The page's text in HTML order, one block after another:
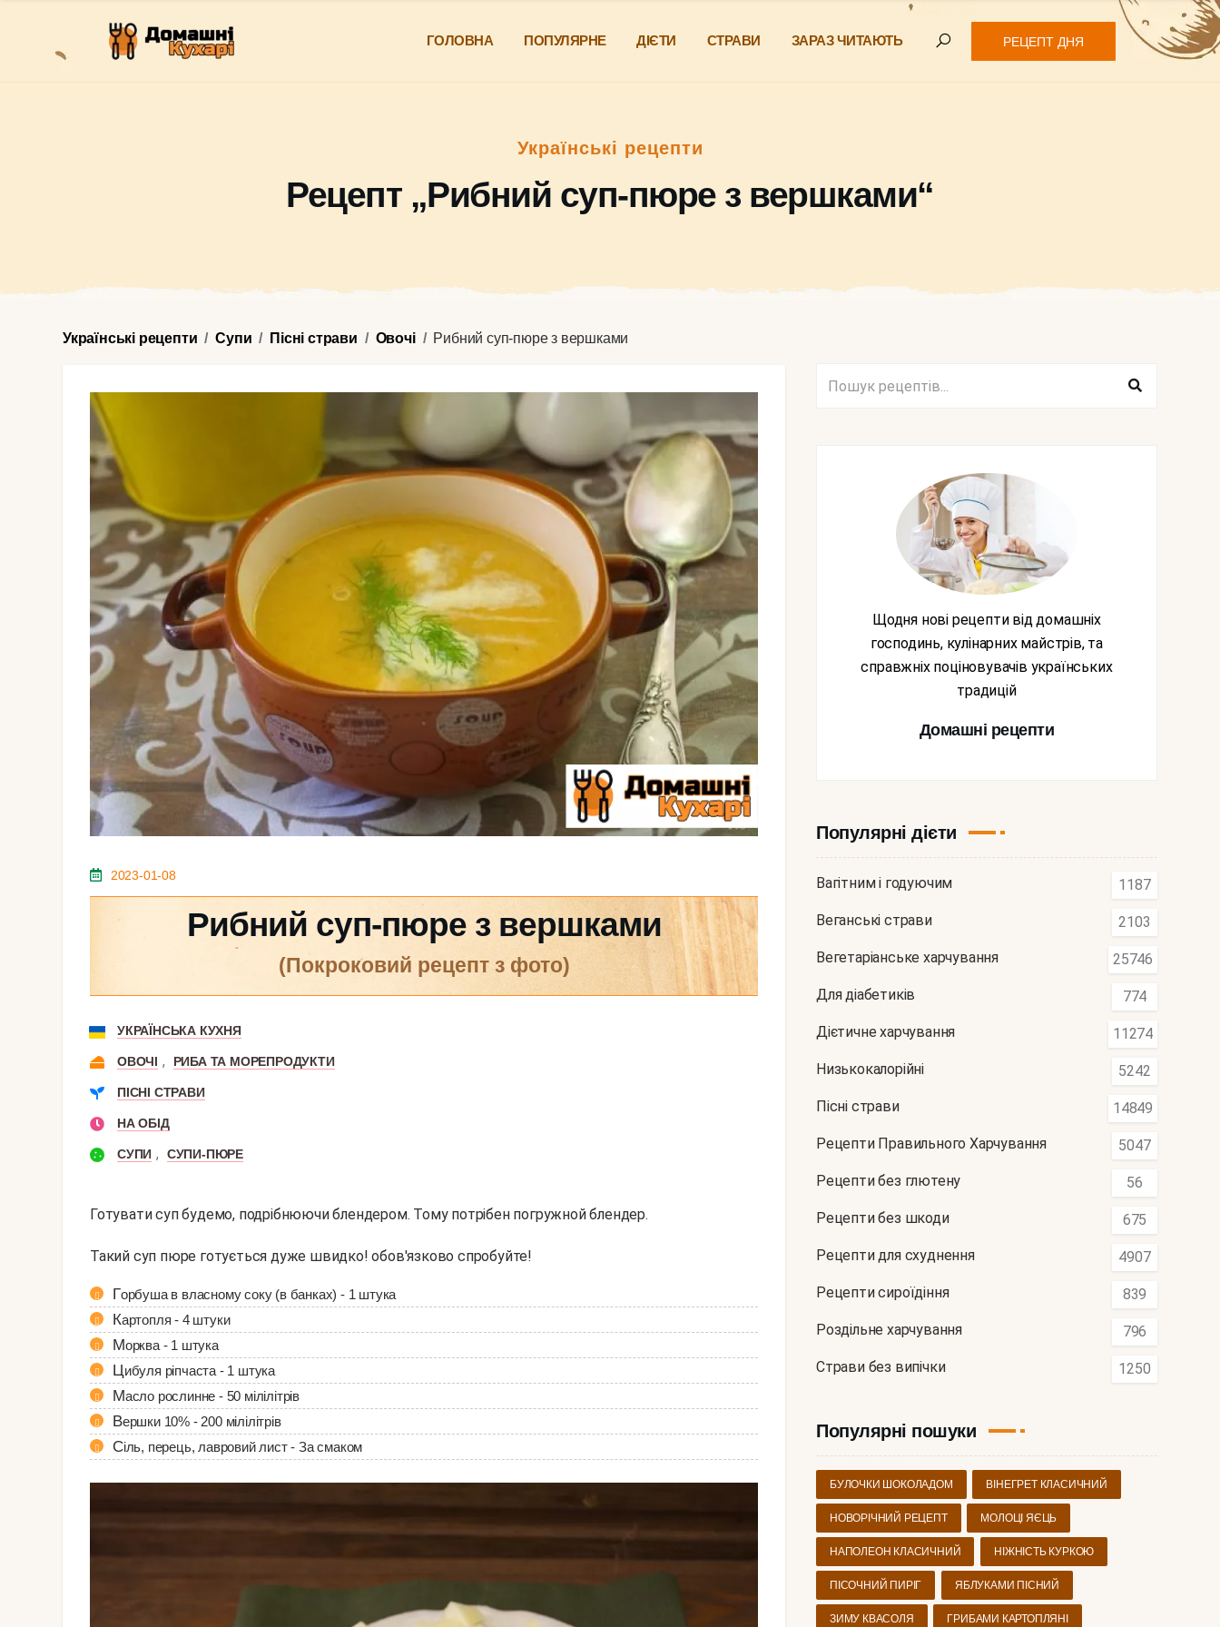
ГОЛОВНА ПОПУЛЯРНЕ ДІЄТИ СТРАВИ ЗАРАЗ ЧИТАЮТЬ РЕЦЕПТ ДНЯ
Українські рецепти
Рецепт „Рибний суп-пюре з вершками“
Українські рецепти Супи Пісні страви Овочі Рибний суп-пюре з вершками
2023-01-08
Рибний суп-пюре з вершками
(покроковий рецепт з фото)
УКРАЇНСЬКА КУХНЯ
ОВОЧІ , РИБА ТА МОРЕПРОДУКТИ
ПІСНІ СТРАВИ
НА ОБІД
СУПИ , СУПИ-ПЮРЕ
Готувати суп будемо, подрібнюючи блендером. Тому потрібен погружной блендер.
Такий суп пюре готується дуже швидко! обов'язково спробуйте!
Горбуша в власному соку (в банках) - 1 штука
Картопля - 4 штуки
Морква - 1 штука
Цибуля ріпчаста - 1 штука
Масло рослинне - 50 мілілітрів
Вершки 10% - 200 мілілітрів
Сіль, перець, лавровий лист - За смаком
Щодня нові рецепти від домашніх
господинь, кулінарних майстрів, та
справжніх поціновувачів українських
традицій
Домашні рецепти
Популярні дієти
Вагітним і годуючим 1187
Веганські страви 2103
Вегетаріанське харчування 25746
Для діабетиків 774
Дієтичне харчування 11274
Низькокалорійні 5242
Пісні страви 14849
Рецепти Правильного Харчування 5047
Рецепти без глютену 56
Рецепти без шкоди 675
Рецепти для схуднення 4907
Рецепти сироїдіння 839
Роздільне харчування 796
Страви без випічки 1250
Популярні пошуки
БУЛОЧКИ ШОКОЛАДОМ ВІНЕГРЕТ КЛАСИЧНИЙ
НОВОРІЧНИЙ РЕЦЕПТ МОЛОЦІ ЯЄЦЬ
НАПОЛЕОН КЛАСИЧНИЙ НІЖНІСТЬ КУРКОЮ
ПІСОЧНИЙ ПИРІГ ЯБЛУКАМИ ПІСНИЙ
ЗИМУ КВАСОЛЯ ГРИБАМИ КАРТОПЛЯНІ